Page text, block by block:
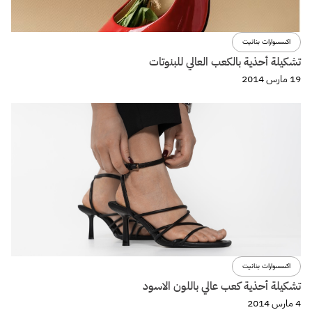
اكسسوارات بنانيت
تشكيلة أحذية بالكعب العالي للبنوتات
19 مارس 2014
اكسسوارات بنانيت
تشكيلة أحذية كعب عالي باللون الاسود
4 مارس 2014